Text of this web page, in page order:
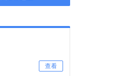
查看